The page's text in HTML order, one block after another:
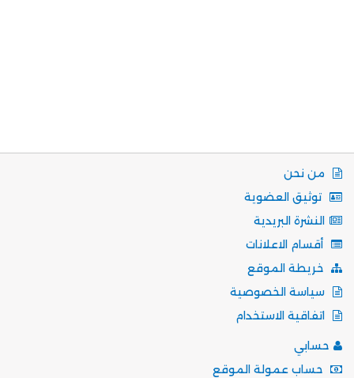
من نحن
توثيق العضوية
النشرة البريدية
أقسام الاعلانات
خريطة الموقع
سياسة الخصوصية
اتفاقية الاستخدام
حسابي
حساب عمولة الموقع